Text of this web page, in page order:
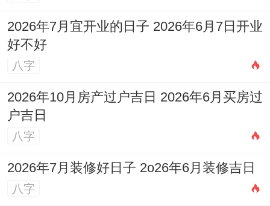
位（正北）、三煞位（北）非要...不可回
避，不宜在这些方位进行决定性仪式或成为
方位」.若家中有孕妇，应避免在该方位敲打
或移动物品。
！应始终保持与谐喜悦的氛围。
2026年7月宜开业的日子 2026年6月7日开业
好不好
八字
2026年10月房产过户吉日 2026年6月买房过
户吉日
八字
2026年7月装修好日子 2o26年6月装修吉日
八字